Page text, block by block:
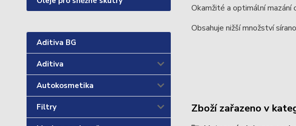
Aditiva BG
Aditiva
Autokosmetika
Filtry
Okamžité a optimální mazání
Obsahuje nižší množství
Zboží zařazeno v